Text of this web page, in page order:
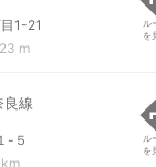
1-21
m
ル
を
良線
-５
ル
を